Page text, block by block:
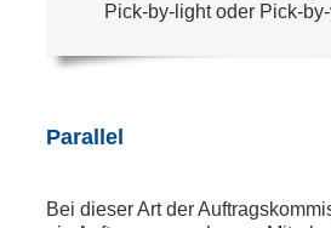
Pick-by-light oder Pick-
Parallel
Bei dieser Art der